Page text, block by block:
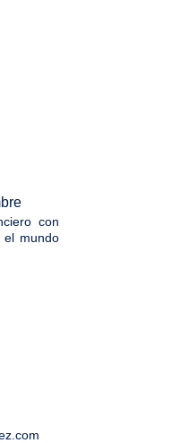
con
mundo